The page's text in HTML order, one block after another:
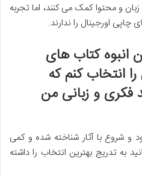
و محتوا کمک می کنند، اما تجربه
اورجینال را ندارند.
انبوه کتاب های
انتخاب کنم که
فکری و زبانی من
و شروع با آثار شناخته شده و کمی
به تدریج بهترین انتخاب را داشته